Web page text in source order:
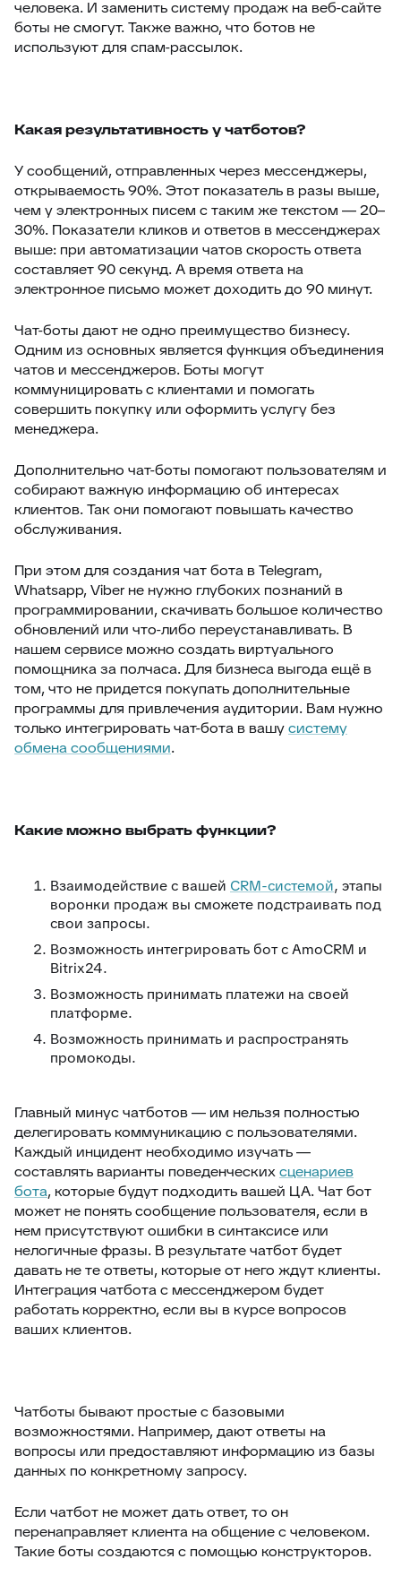
человека. И заменить систему продаж на веб-сайте
боты не смогут. Также важно, что ботов не
используют для спам-рассылок.
Какая результативность у чатботов?
У сообщений, отправленных через мессенджеры,
открываемость 90%. Этот показатель в разы выше,
чем у электронных писем с таким же текстом — 20–
30%. Показатели кликов и ответов в мессенджерах
выше: при автоматизации чатов скорость ответа
составляет 90 секунд. А время ответа на
электронное письмо может доходить до 90 минут.
Чат-боты дают не одно преимущество бизнесу.
Одним из основных является функция объединения
чатов и мессенджеров. Боты могут
коммуницировать с клиентами и помогать
совершить покупку или оформить услугу без
менеджера.
Дополнительно чат-боты помогают пользователям и
собирают важную информацию об интересах
клиентов. Так они помогают повышать качество
обслуживания.
При этом для создания чат бота в Telegram,
Whatsapp, Viber не нужно глубоких познаний в
программировании, скачивать большое количество
обновлений или что-либо переустанавливать. В
нашем сервисе можно создать виртуального
помощника за полчаса. Для бизнеса выгода ещё в
том, что не придется покупать дополнительные
программы для привлечения аудитории. Вам нужно
только интегрировать чат-бота в вашусистему
обмена сообщениями.
Какие можно выбрать функции?
Взаимодействие с вашей CRM-системой, этапы
воронки продаж вы сможете подстраивать под
свои запросы.
Возможность интегрировать бот с AmoCRM и
Bitrix24.
Возможность принимать платежи на своей
платформе.
Возможность принимать и распространять
промокоды.
Главный минус чатботов — им нельзя полностью
делегировать коммуникацию с пользователями.
Каждый инцидент необходимо изучать —
составлять варианты поведенческихсценариев
бота, которые будут подходить вашей ЦА. Чат бот
может не понять сообщение пользователя, если в
нем присутствуют ошибки в синтаксисе или
нелогичные фразы. В результате чатбот будет
давать не те ответы, которые от него ждут клиенты.
Интеграция чатбота с мессенджером будет
работать корректно, если вы в курсе вопросов
ваших клиентов.
Чатботы бывают простые с базовыми
возможностями. Например, дают ответы на
вопросы или предоставляют информацию из базы
данных по конкретному запросу.
Если чатбот не может дать ответ, то он
перенаправляет клиента на общение с человеком.
Такие боты создаются с помощью конструкторов.